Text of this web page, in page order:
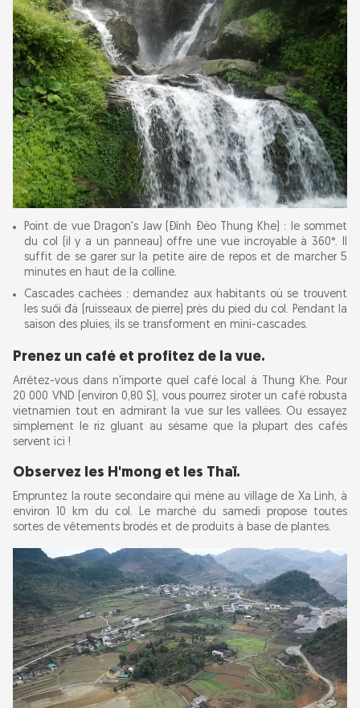
Point de vue Dragon's Jaw (Đỉnh Đèo Thung Khe) : le sommet
du col (il y a un panneau) offre une vue incroyable à 360°. Il
suffit de se garer sur la petite aire de repos et de marcher 5
minutes en haut de la colline.
Cascades cachées : demandez aux habitants où se trouvent
les suối đá (ruisseaux de pierre) près du pied du col. Pendant la
saison des pluies, ils se transforment en mini-cascades.
Prenez un café et profitez de la vue.
Arrêtez-vous dans n'importe quel café local à Thung Khe. Pour
20 000 VND (environ 0,80 $), vous pourrez siroter un café robusta
vietnamien tout en admirant la vue sur les vallées. Ou essayez
simplement le riz gluant au sésame que la plupart des cafés
servent ici !
Observez les H'mong et les Thaï.
Empruntez la route secondaire qui mène au village de Xa Linh, à
environ 10 km du col. Le marché du samedi propose toutes
sortes de vêtements brodés et de produits à base de plantes.